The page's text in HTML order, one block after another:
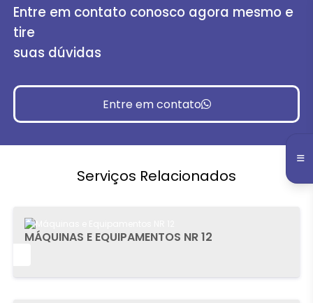
Entre em contato conosco agora mesmo e
tire
suas dúvidas
Entre em contato
Serviços Relacionados
MÁQUINAS E EQUIPAMENTOS NR 12